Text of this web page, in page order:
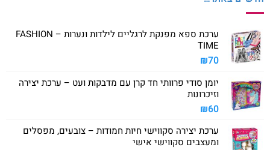
ערכת ספא מפנקת לרגליים לילדות ונערות – FASHION
TIME
₪70
יומן סודי פרוותי חד קרן עם מדבקות ועט – ערכת יצירה
וזיכרונות
₪60
ערכת יצירה סקווישי חיות חמודות – צובעים, מפסלים
ומעצבים סקווישי אישי